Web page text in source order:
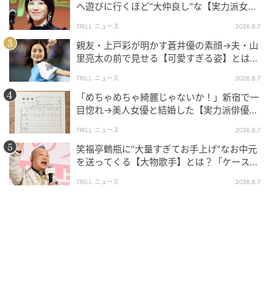
へ遊びに行くほど“大仲良し”な【実力派女
TRILL ニュース 2026.8.7
親友・上戸彩が明かす蒼井優の素顔→夫・山
里亮太の前で見せる【可愛すぎる姿】とは？
TRILL ニュース 2026.8.7
「めちゃめちゃ綺麗じゃないか！」新宿で一
目惚れ→美人女優と結婚した【実力派俳優】
TRILL ニュース 2026.8.7
笑福亭鶴瓶に“大量すぎてお手上げ”なお中元
を送ってくる【大物歌手】とは？「ケースに
TRILL ニュース 2026.8.7